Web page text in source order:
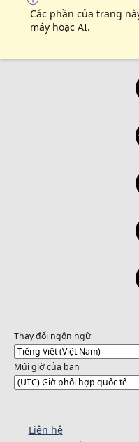
Các phần của trang
máy hoặc AI.
Thay đổi ngôn ngữ
Múi giờ của bạn
Liên hệ